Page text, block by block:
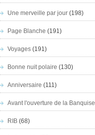
Une merveille par jour(198)
Page Blanche (191)
Voyages(191)
Bonne nuit polaire (130)
Anniversaire (111)
Avant l'ouverture de la Banquise
RIB(68)